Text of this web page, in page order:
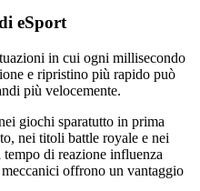
eSport
in cui ogni millisecondo
e ripristino più rapido può
più velocemente.
giochi sparatutto in prima
nei titoli battle royale e nei
di reazione influenza
offrono un vantaggio